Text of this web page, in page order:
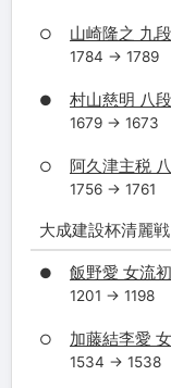
○ 山崎隆之 九段
1784 → 1789
● 村山慈明 八段
1679 → 1673
○ 阿久津主税
1756 → 1761
大成建設杯清麗
● 飯野愛 女流
1201 → 1198
○ 加藤結李愛
1534 → 1538